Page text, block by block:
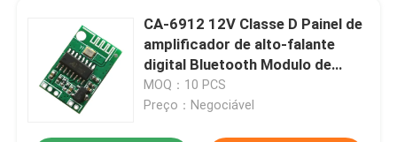
CA-6912 12V Classe D Painel de
amplificador de alto-falante
digital Bluetooth Modulo de
áudio Componente de som
MOQ：10 PCS
Preço：Negociável